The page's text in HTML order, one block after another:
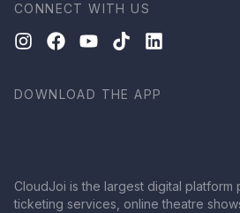
CONNECT WITH US
DOWNLOAD THE APP
CloudJoi is the largest digital
ticketing services, online theatre